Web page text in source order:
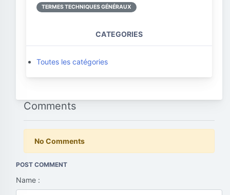
TERMES TECHNIQUES GÉNÉRAUX
CATEGORIES
Toutes les catégories
Comments
No Comments
POST COMMENT
Name :